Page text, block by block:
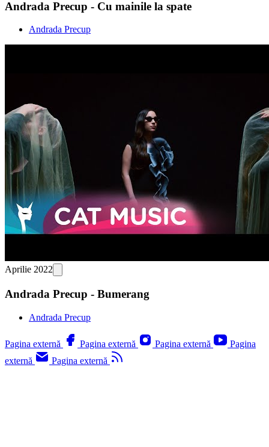
Andrada Precup - Cu mainile la spate
Andrada Precup
Aprilie 2022
Andrada Precup - Bumerang
Andrada Precup
Pagina externă Pagina externă Pagina externă
Pagina
externă
Pagina externă